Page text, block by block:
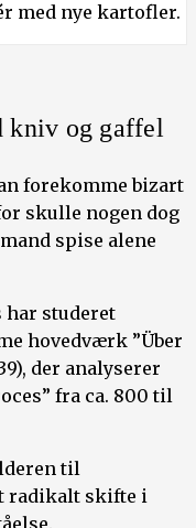
med nye kartofler.
kniv og gaffel
forekomme bizart
skulle nogen dog
spise alene
har studeret
hovedværk ”Über
der analyserer
fra ca. 800 til
til
radikalt skifte i